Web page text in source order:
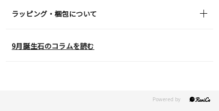
ラッピング・梱包について
9月誕生石のコラムを読む